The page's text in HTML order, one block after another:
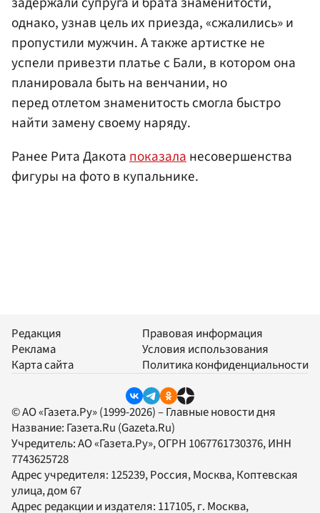
однако, узнав цель их приезда, «сжалились» и
пропустили мужчин. А также артистке не
успели привезти платье с Бали, в котором она
планировала быть на венчании, но
перед отлетом знаменитость смогла быстро
найти замену своему наряду.
Ранее Рита Дакотапоказаланесовершенства
фигуры на фото в купальнике.
Редакция
Реклама
Карта сайта
Правовая информация
Условия использования
Политика конфиденциальности
© АО «Газета.Ру» (1999-2026) – Главные новости дня
Название: Газета.Ru (Gazeta.Ru)
Учредитель:АО «Газета.Ру», ОГРН 1067761730376, ИНН
7743625728
Адрес учредителя: 125239, Россия, Москва, Коптевская
улица, дом 67
Адрес редакции и издателя: 117105, г. Москва,